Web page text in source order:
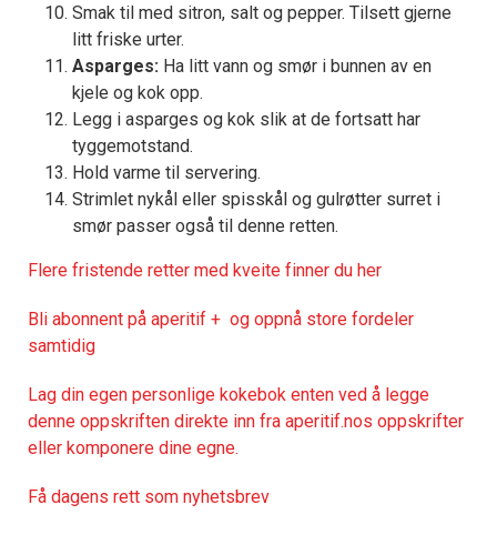
Smak til med sitron, salt og pepper. Tilsett gjerne
litt friske urter.
Asparges: Ha litt vann og smør i bunnen av en
kjele og kok opp.
Legg i asparges og kok slik at de fortsatt har
tyggemotstand.
Hold varme til servering.
Strimlet nykål eller spisskål og gulrøtter surret i
smør passer også til denne retten.
Flere fristende retter med kveite finner du her
Bli abonnent på aperitif + og oppnå store fordeler
samtidig
Lag din egen personlige kokebok enten ved å legge
denne oppskriften direkte inn fra aperitif.nos oppskrifter
eller komponere dine egne.
Få dagens rett som nyhetsbrev